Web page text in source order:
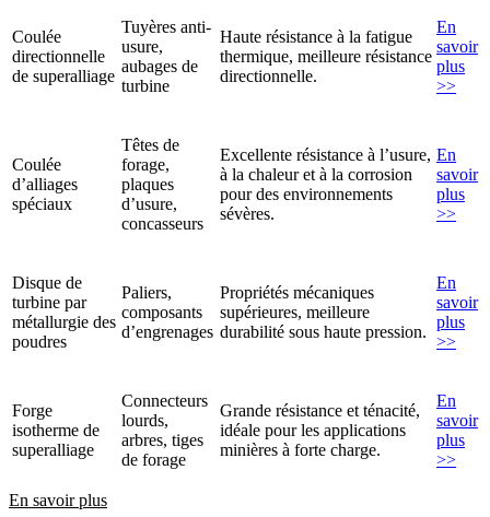
Coulée
directionnelle
de superalliage
Tuyères anti-
usure,
aubages de
turbine
Haute résistance à la fatigue
thermique, meilleure résistance
directionnelle.
En
savoir
plus
>>
Coulée
d’alliages
spéciaux
Têtes de
forage,
plaques
d’usure,
concasseurs
Excellente résistance à l’usure,
à la chaleur et à la corrosion
pour des environnements
sévères.
En
savoir
plus
>>
Disque de
turbine par
métallurgie des
poudres
Paliers,
composants
d’engrenages
Propriétés mécaniques
supérieures, meilleure
durabilité sous haute pression.
En
savoir
plus
>>
Forge
isotherme de
superalliage
Connecteurs
lourds,
arbres, tiges
de forage
Grande résistance et ténacité,
idéale pour les applications
minières à forte charge.
En
savoir
plus
>>
En savoir plus